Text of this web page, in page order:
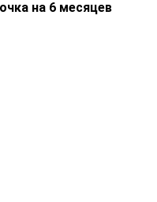
на 6 месяцев